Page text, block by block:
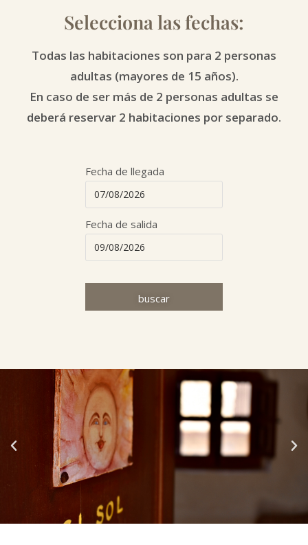
Selecciona las fechas:
Todas las habitaciones son para 2 personas
adultas (mayores de 15 años).
En caso de ser más de 2 personas adultas se
deberá reservar 2 habitaciones por separado.
Fecha de llegada
Fecha de salida
buscar